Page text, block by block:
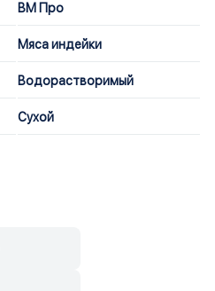
ВМ Про
Мяса индейки
Водорастворимый
Сухой